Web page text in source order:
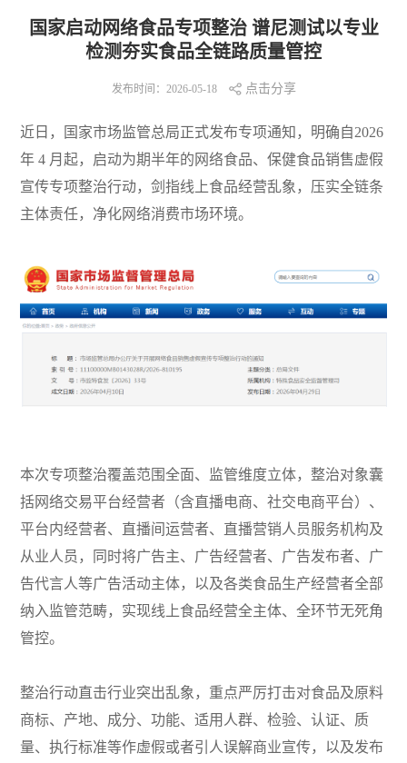
国家启动网络食品专项整治 谱尼测试以专业
检测夯实食品全链路质量管控
发布时间：2026-05-18 点击分享
近日，国家市场监管总局正式发布专项通知，明确自2026
年 4 月起，启动为期半年的网络食品、保健食品销售虚假
宣传专项整治行动，剑指线上食品经营乱象，压实全链条
主体责任，净化网络消费市场环境。
本次专项整治覆盖范围全面、监管维度立体，整治对象囊
括网络交易平台经营者（含直播电商、社交电商平台）、
平台内经营者、直播间运营者、直播营销人员服务机构及
从业人员，同时将广告主、广告经营者、广告发布者、广
告代言人等广告活动主体，以及各类食品生产经营者全部
纳入监管范畴，实现线上食品经营全主体、全环节无死角
管控。
整治行动直击行业突出乱象，重点严厉打击对食品及原料
商标、产地、成分、功能、适用人群、检验、认证、质
量、执行标准等作虚假或者引人误解商业宣传，以及发布